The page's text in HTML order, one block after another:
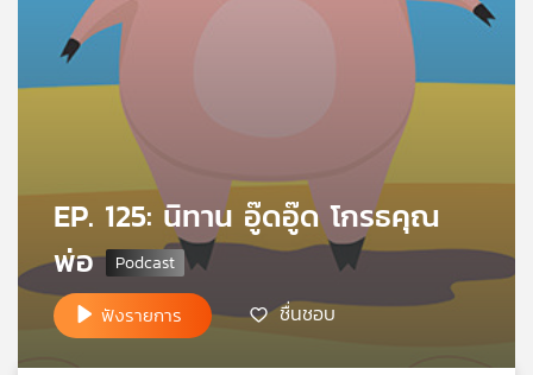
กับ
เครือ
ไทย
EP. 125: นิทาน อู๊ดอู๊ด โกรธคุณ
พ่อ
ฟังรายการ ชื่นชอบ